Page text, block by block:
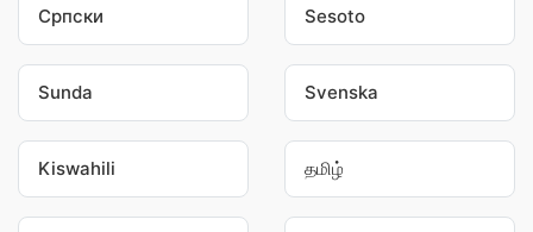
Српски Sesoto
Sunda Svenska
Kiswahili தமிழ்